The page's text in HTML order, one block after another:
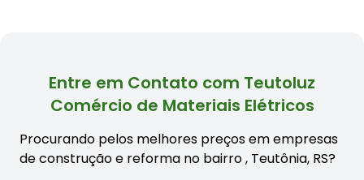
Entre em Contato com Teutoluz
Comércio de Materiais Elétricos
Procurando pelos melhores preços em empresas
de construção e reforma no bairro, Teutônia, RS?